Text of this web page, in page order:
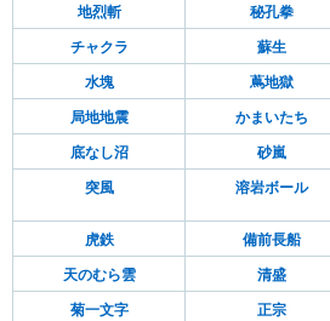
地烈斬 秘孔拳
チャクラ 蘇生
水塊 蔦地獄
局地地震 かまいたち
底なし沼 砂嵐
突風 溶岩ボール
虎鉄 備前長船
天のむら雲 清盛
菊一文字 正宗